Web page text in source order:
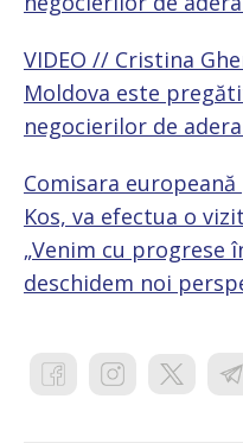
VIDEO // Cristina
Moldova este
negocierilor de
Comisara
Kos, va efectua o
„Venim cu progrese
deschidem noi